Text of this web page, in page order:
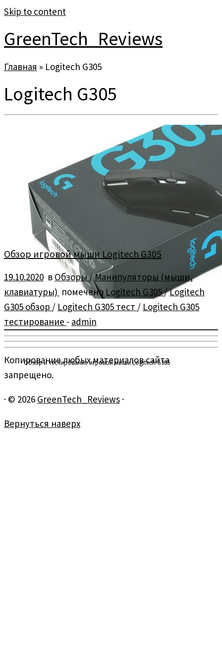
Skip to content
GreenTech_Reviews
Главная » Logitech G305
Logitech G305
Обзор и тестирование игровой мыши Logitech G305
Обзор игровой мыши Logitech G305
19.10.2020 в Обзоры/Манипуляторы (мыши,
клавиатуры) помечено Logitech G305/Logitech
G305 обзор / Logitech G305 тест / Logitech G305
тестирование - admin
Копирование любых материалов сайта
запрещено.
· © 2026 GreenTech_Reviews ·
Вернуться наверх